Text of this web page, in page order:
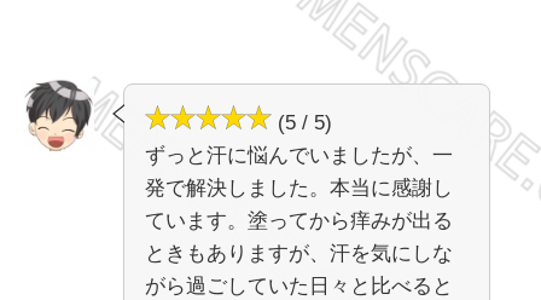
(5 / 5)
ずっと汗に悩んでいましたが、一
発で解決しました。本当に感謝し
ています。塗ってから痒みが出る
ときもありますが、汗を気にしな
がら過ごしていた日々と比べると